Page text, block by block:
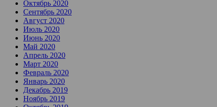
Октябрь 2020
Сентябрь 2020
Август 2020
Июль 2020
Июнь 2020
Май 2020
Апрель 2020
Март 2020
Февраль 2020
Январь 2020
Декабрь 2019
Ноябрь 2019